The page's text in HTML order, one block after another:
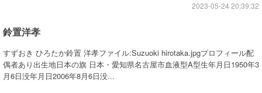
2023-05-24 20:39:32
鈴置洋孝
すずおき ひろたか鈴置 洋孝ファイル:Suzuoki hirotaka.jpgプロフィール配
偶者あり出生地日本の旗 日本・愛知県名古屋市血液型A型生年月日1950年3
月6日没年月日2006年8月6日没...